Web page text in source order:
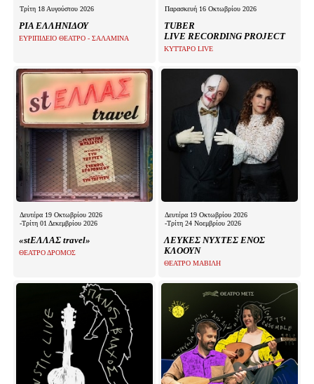
Τρίτη 18 Αυγούστου 2026
ΡΙΑ ΕΛΛΗΝΙΔΟΥ
ΕΥΡΙΠΙΔΕΙΟ ΘΕΑΤΡΟ - ΣΑΛΑΜΙΝΑ
Παρασκευή 16 Οκτωβρίου 2026
TUBER
LIVE RECORDING PROJECT
ΚΥΤΤΑΡΟ LIVE
Δευτέρα 19 Οκτωβρίου 2026
-Τρίτη 01 Δεκεμβρίου 2026
«stΕΛΛΑΣ travel»
ΘΕΑΤΡΟ ΔΡΟΜΟΣ
Δευτέρα 19 Οκτωβρίου 2026
-Τρίτη 24 Νοεμβρίου 2026
ΛΕΥΚΕΣ ΝΥΧΤΕΣ ΕΝΟΣ
ΚΛΟΟΥΝ
ΘΕΑΤΡΟ ΜΑΒΙΛΗ